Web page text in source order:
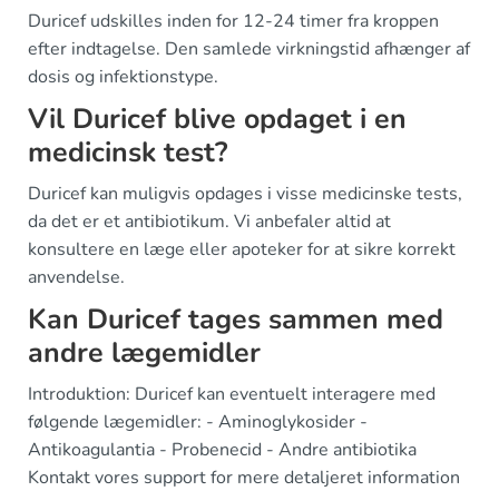
Duricef udskilles inden for 12-24 timer fra kroppen
efter indtagelse. Den samlede virkningstid afhænger af
dosis og infektionstype.
Vil Duricef blive opdaget i en
medicinsk test?
Duricef kan muligvis opdages i visse medicinske tests,
da det er et antibiotikum. Vi anbefaler altid at
konsultere en læge eller apoteker for at sikre korrekt
anvendelse.
Kan Duricef tages sammen med
andre lægemidler
Introduktion: Duricef kan eventuelt interagere med
følgende lægemidler: - Aminoglykosider -
Antikoagulantia - Probenecid - Andre antibiotika
Kontakt vores support for mere detaljeret information